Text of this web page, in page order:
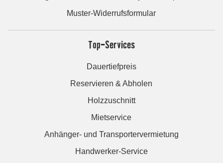
Muster-Widerrufsformular
Top-Services
Dauertiefpreis
Reservieren & Abholen
Holzzuschnitt
Mietservice
Anhänger- und Transportervermietung
Handwerker-Service